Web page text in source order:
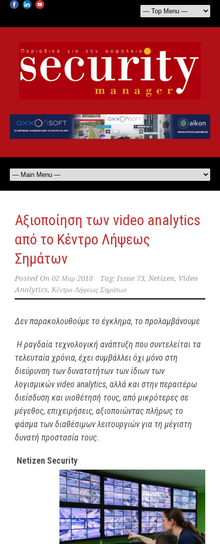
Αξιοποίηση των video analytics
από το Κέντρο Λήψεως
Σημάτων
Posted On 02 Μαρ 2018 Tag: Issue 73, Netizen, Video
Analytics, Κέντρο Λήψεως Σημάτων
Δεν παρακολουθούμε το έγκλημα, το προλαμβάνουμε
Η ραγδαία τεχνολογική ανάπτυξη που συντελείται τα
τελευταία χρόνια, έχει συμβάλλει όχι μόνο στη
διεύρυνση των δυνατοτήτων των ίδιων των
λογισμικώνvideo analytics, αλλά και στην περαιτέρω
διείσδυση και υιοθέτησή τους, από μικρότερες σε
μέγεθος, επιχειρήσεις, αξιοποιώντας πλήρως το
φάσμα των διαθέσιμων λειτουργιών για τη μέγιστη
δυνατή προστασία τους.
Netizen Security